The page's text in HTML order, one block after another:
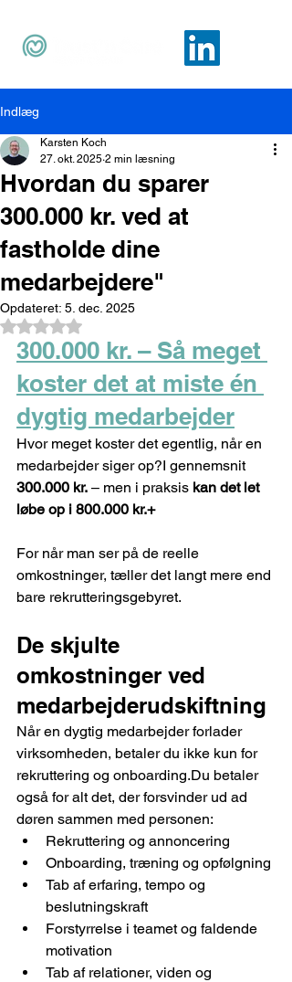
Indlæg
Hvordan du sparer
300.000 kr. ved at
fastholde dine
medarbejdere"
Karsten Koch
27. okt. 2025 2 min læsning
Opdateret: 5. dec. 2025
Bedømt til NaN ud af 5 stjerner.
300.000 kr. – Så meget
koster det at miste én
dygtig medarbejder
Hvor meget koster det egentlig, når en
medarbejder siger op?I gennemsnit
300.000 kr. – men i praksis kan det let
løbe op i 800.000 kr.+
For når man ser på de reelle
omkostninger, tæller det langt mere end
bare rekrutteringsgebyret.
De skjulte
omkostninger ved
medarbejderudskiftning
Når en dygtig medarbejder forlader
virksomheden, betaler du ikke kun for
rekruttering og onboarding.Du betaler
også for alt det, der forsvinder ud ad
døren sammen med personen:
Rekruttering og annoncering
Onboarding, træning og opfølgning
Tab af erfaring, tempo og
beslutningskraft
Forstyrrelse i teamet og faldende
motivation
Tab af relationer, viden og